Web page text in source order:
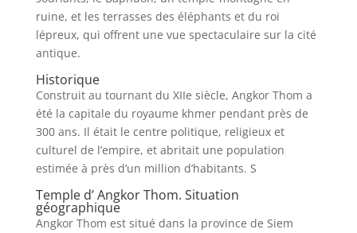
ruine, et les terrasses des éléphants et du roi
lépreux, qui offrent une vue spectaculaire sur la cité
antique.
Historique
Construit au tournant du XIIe siècle, Angkor Thom a
été la capitale du royaume khmer pendant près de
300 ans. Il était le centre politique, religieux et
culturel de l’empire, et abritait une population
estimée à près d’un million d’habitants. S
Temple d’ Angkor Thom. Situation
géographique
Angkor Thom est situé dans la province de Siem